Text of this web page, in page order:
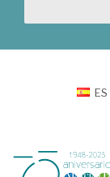
ES